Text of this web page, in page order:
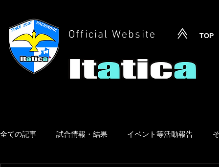
Official Website TOP
全ての記事 試合情報・結果 イベント等活動報告